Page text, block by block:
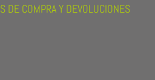
DE COMPRA Y DEVOLUCIONES